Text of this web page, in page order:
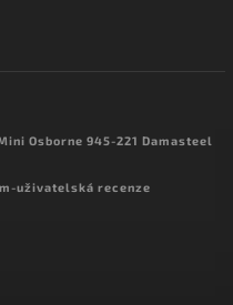
Osborne 945-221 Damasteel
uživatelská recenze